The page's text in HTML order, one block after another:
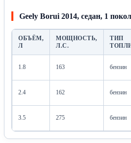
Geely Borui 2014, седан, 1
ОБЪЁМ,
Л
МОЩНОСТЬ,
Л.С.
ТИП
1.8 163 бензин
2.4 162 бензин
3.5 275 бензин